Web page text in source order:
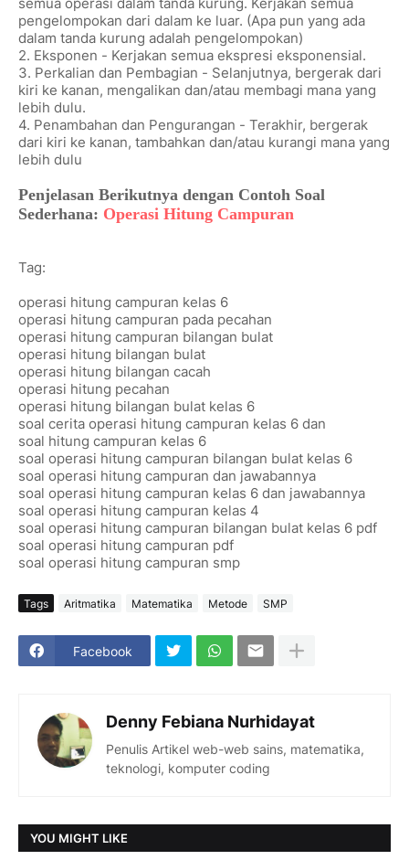
pengelompokan dari dalam ke luar. (Apa pun yang ada
dalam tanda kurung adalah pengelompokan)
2. Eksponen - Kerjakan semua ekspresi eksponensial.
3. Perkalian dan Pembagian - Selanjutnya, bergerak dari
kiri ke kanan, mengalikan dan/atau membagi mana yang
lebih dulu.
4. Penambahan dan Pengurangan - Terakhir, bergerak
dari kiri ke kanan, tambahkan dan/atau kurangi mana yang
lebih dulu
Penjelasan Berikutnya dengan Contoh Soal
Sederhana: Operasi Hitung Campuran
Tag:
operasi hitung campuran kelas 6
operasi hitung campuran pada pecahan
operasi hitung campuran bilangan bulat
operasi hitung bilangan bulat
operasi hitung bilangan cacah
operasi hitung pecahan
operasi hitung bilangan bulat kelas 6
soal cerita operasi hitung campuran kelas 6 dan
soal hitung campuran kelas 6
soal operasi hitung campuran bilangan bulat kelas 6
soal operasi hitung campuran dan jawabannya
soal operasi hitung campuran kelas 6 dan jawabannya
soal operasi hitung campuran kelas 4
soal operasi hitung campuran bilangan bulat kelas 6 pdf
soal operasi hitung campuran pdf
soal operasi hitung campuran smp
Tags Aritmatika Matematika Metode SMP
Facebook
Denny Febiana Nurhidayat
Penulis Artikel web-web sains, matematika,
teknologi, komputer coding
YOU MIGHT LIKE